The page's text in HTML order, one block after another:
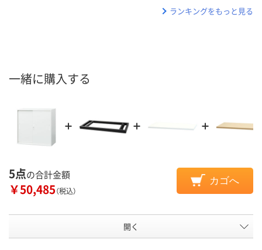
ランキングをもっと見る
一緒に購入する
5点の合計金額
￥50,485（税込）
カゴへ
開く